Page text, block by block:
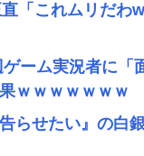
直「これムリだ
ゲーム実況者に
ｗｗｗｗｗｗｗ
らせたい』の白